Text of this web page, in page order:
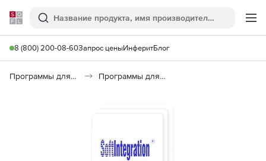
Softline
Поиск
8 (800) 200-08-60Запрос ценыИнферитБлог
Программы для программирования Программы для разработки ПО